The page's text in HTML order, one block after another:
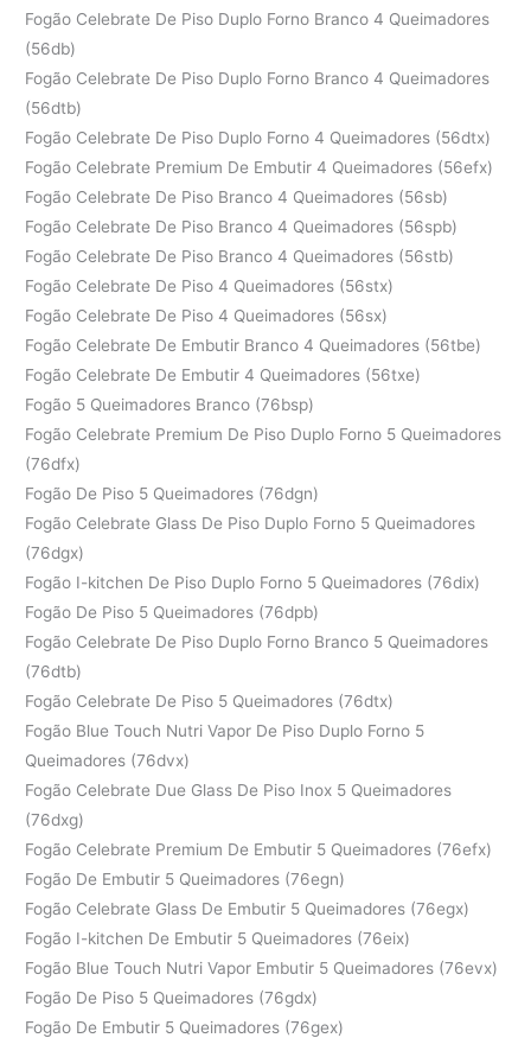
Fogão Celebrate De Piso Duplo Forno Branco 4 Queimadores
(56db)
Fogão Celebrate De Piso Duplo Forno Branco 4 Queimadores
(56dtb)
Fogão Celebrate De Piso Duplo Forno 4 Queimadores (56dtx)
Fogão Celebrate Premium De Embutir 4 Queimadores (56efx)
Fogão Celebrate De Piso Branco 4 Queimadores (56sb)
Fogão Celebrate De Piso Branco 4 Queimadores (56spb)
Fogão Celebrate De Piso Branco 4 Queimadores (56stb)
Fogão Celebrate De Piso 4 Queimadores (56stx)
Fogão Celebrate De Piso 4 Queimadores (56sx)
Fogão Celebrate De Embutir Branco 4 Queimadores (56tbe)
Fogão Celebrate De Embutir 4 Queimadores (56txe)
Fogão 5 Queimadores Branco (76bsp)
Fogão Celebrate Premium De Piso Duplo Forno 5 Queimadores
(76dfx)
Fogão De Piso 5 Queimadores (76dgn)
Fogão Celebrate Glass De Piso Duplo Forno 5 Queimadores
(76dgx)
Fogão I-kitchen De Piso Duplo Forno 5 Queimadores (76dix)
Fogão De Piso 5 Queimadores (76dpb)
Fogão Celebrate De Piso Duplo Forno Branco 5 Queimadores
(76dtb)
Fogão Celebrate De Piso 5 Queimadores (76dtx)
Fogão Blue Touch Nutri Vapor De Piso Duplo Forno 5
Queimadores (76dvx)
Fogão Celebrate Due Glass De Piso Inox 5 Queimadores
(76dxg)
Fogão Celebrate Premium De Embutir 5 Queimadores (76efx)
Fogão De Embutir 5 Queimadores (76egn)
Fogão Celebrate Glass De Embutir 5 Queimadores (76egx)
Fogão I-kitchen De Embutir 5 Queimadores (76eix)
Fogão Blue Touch Nutri Vapor Embutir 5 Queimadores (76evx)
Fogão De Piso 5 Queimadores (76gdx)
Fogão De Embutir 5 Queimadores (76gex)